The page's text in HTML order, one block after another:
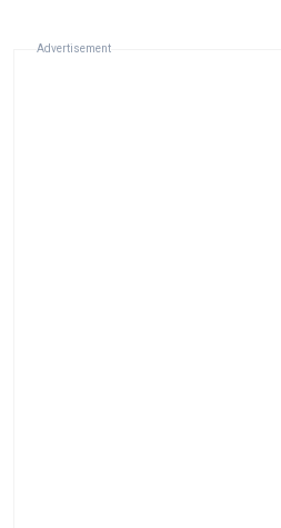
Advertisement